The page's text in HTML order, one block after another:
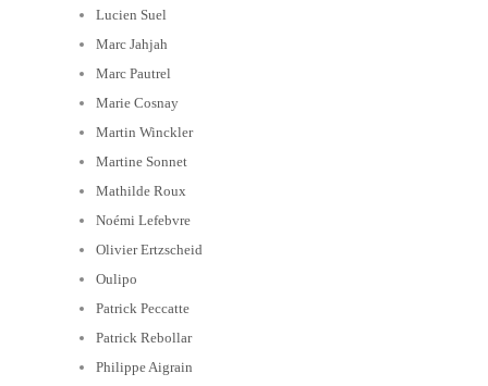
Lucien Suel
Marc Jahjah
Marc Pautrel
Marie Cosnay
Martin Winckler
Martine Sonnet
Mathilde Roux
Noémi Lefebvre
Olivier Ertzscheid
Oulipo
Patrick Peccatte
Patrick Rebollar
Philippe Aigrain